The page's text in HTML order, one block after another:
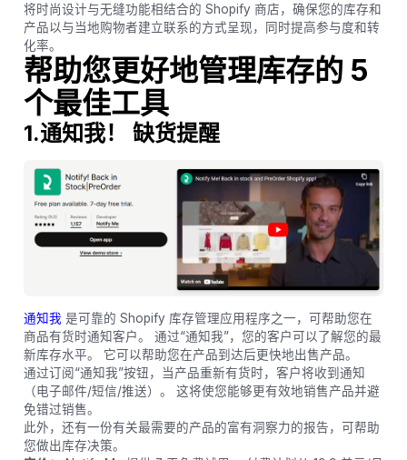
将时尚设计与无缝功能相结合的 Shopify 商店，确保您的库存和
产品以与当地购物者建立联系的方式呈现，同时提高参与度和转
化率。
帮助您更好地管理库存的 5
个最佳工具
1.通知我！ 缺货提醒
通知我 是可靠的 Shopify 库存管理应用程序之一，可帮助您在
商品有货时通知客户。 通过“通知我”，您的客户可以了解您的最
新库存水平。 它可以帮助您在产品到达后更快地出售产品。
通过订阅“通知我”按钮，当产品重新有货时，客户将收到通知
（电子邮件/短信/推送）。 这将使您能够更有效地销售产品并避
免错过销售。
此外，还有一份有关最需要的产品的富有洞察力的报告，可帮助
您做出库存决策。